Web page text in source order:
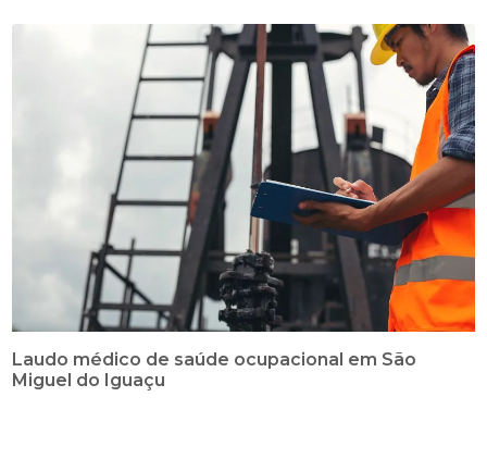
Laudo médico de saúde ocupacional em São
Miguel do Iguaçu